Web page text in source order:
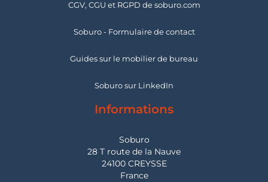
CGV, CGU et RGPD de soburo.com
Soburo - Formulaire de contact
Guides sur le mobilier de bureau
Soburo sur LinkedIn
Informations
Soburo
28 T route de la Nauve
24100 CREYSSE
France